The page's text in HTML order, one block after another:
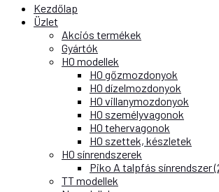
Kezdőlap
Üzlet
Akciós termékek
Gyártók
H0 modellek
H0 gőzmozdonyok
H0 dízelmozdonyok
H0 villanymozdonyok
H0 személyvagonok
H0 tehervagonok
H0 szettek, készletek
H0 sínrendszerek
Piko A talpfás sínrendszer
TT modellek